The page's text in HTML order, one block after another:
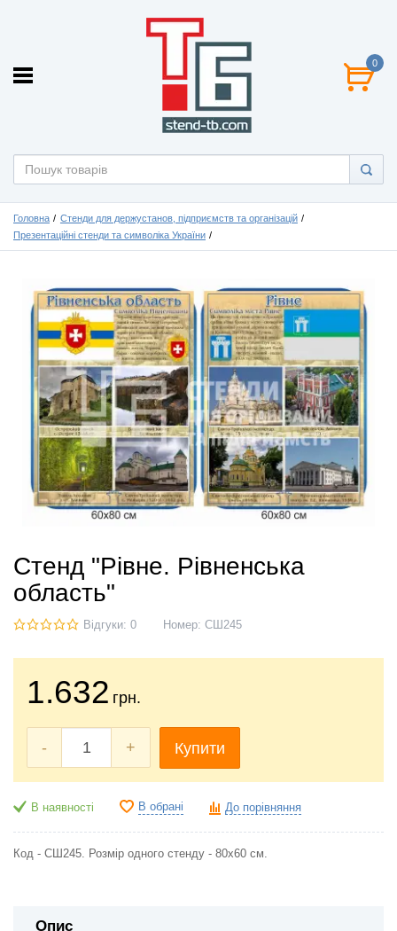
0
Головна
Стенди для держустанов, підприємств та організацій
Презентаційні стенди та символіка України
Стенд "Рівне. Рівненська
область"
Відгуки: 0 Номер: СШ245
1.632 грн.
- + Купити
В наявності В обрані До порівняння
Код - СШ245. Розмір одного стенду - 80х60 см.
Опис